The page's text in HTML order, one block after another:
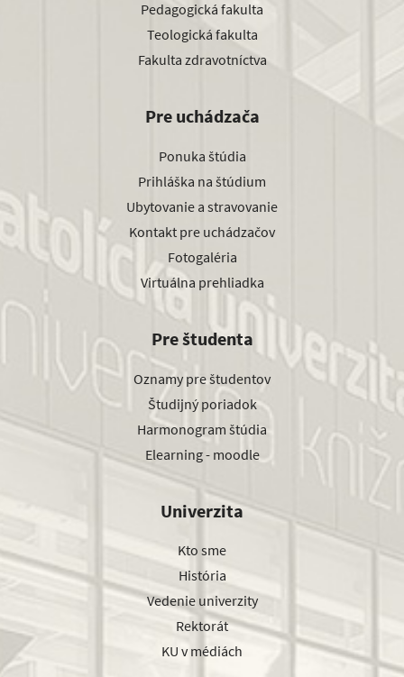
Pedagogická fakulta
Teologická fakulta
Fakulta zdravotníctva
Pre uchádzača
Ponuka štúdia
Prihláška na štúdium
Ubytovanie a stravovanie
Kontakt pre uchádzačov
Fotogaléria
Virtuálna prehliadka
Pre študenta
Oznamy pre študentov
Študijný poriadok
Harmonogram štúdia
Elearning - moodle
Univerzita
Kto sme
História
Vedenie univerzity
Rektorát
KU v médiách